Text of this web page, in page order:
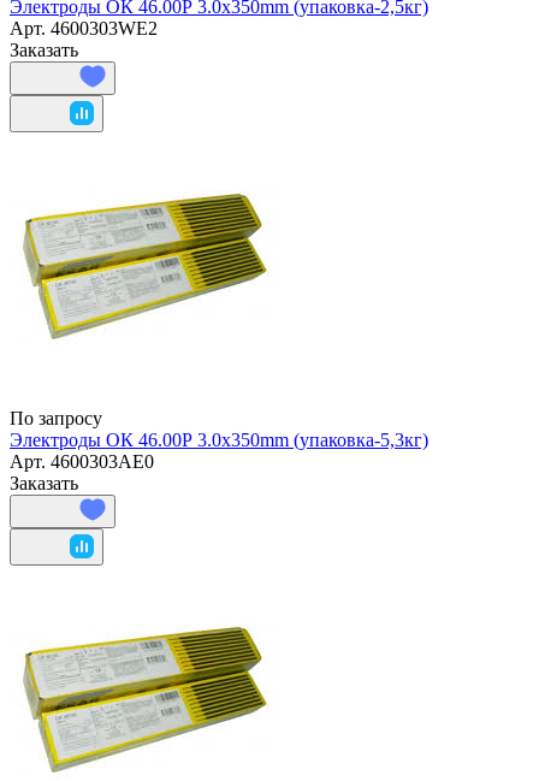
Электроды ОК 46.00Р 3.0х350mm (упаковка-2,5кг)
Арт. 4600303WE2
Заказать
По запросу
Электроды ОК 46.00Р 3.0х350mm (упаковка-5,3кг)
Арт. 4600303AE0
Заказать